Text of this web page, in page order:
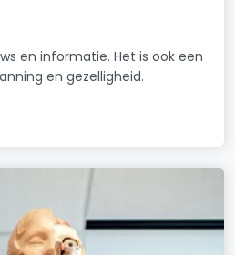
en informatie. Het is ook een
en gezelligheid.